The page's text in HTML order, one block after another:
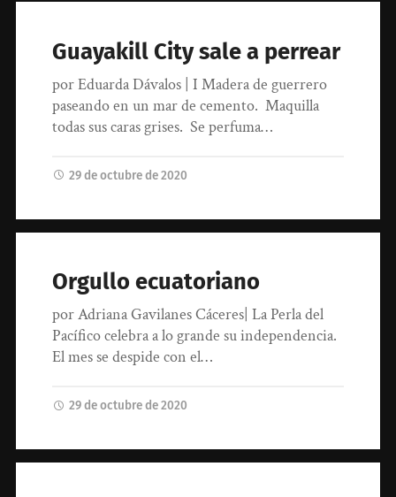
Guayakill City sale a perrear
por Eduarda Dávalos | I Madera de guerrero
paseando en un mar de cemento. Maquilla
todas sus caras grises. Se perfuma…
29 de octubre de 2020
Orgullo ecuatoriano
por Adriana Gavilanes Cáceres| La Perla del
Pacífico celebra a lo grande su independencia.
El mes se despide con el…
29 de octubre de 2020